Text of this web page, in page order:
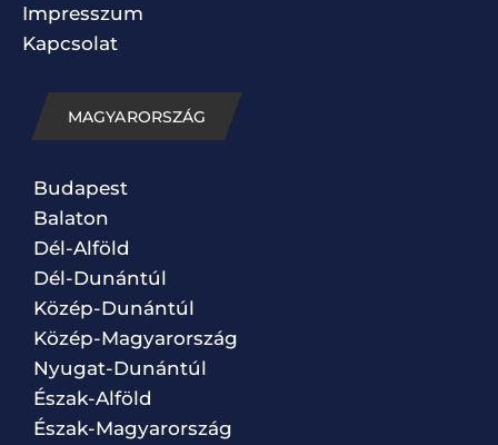
Impresszum
Kapcsolat
MAGYARORSZÁG
Budapest
Balaton
Dél-Alföld
Dél-Dunántúl
Közép-Dunántúl
Közép-Magyarország
Nyugat-Dunántúl
Észak-Alföld
Észak-Magyarország